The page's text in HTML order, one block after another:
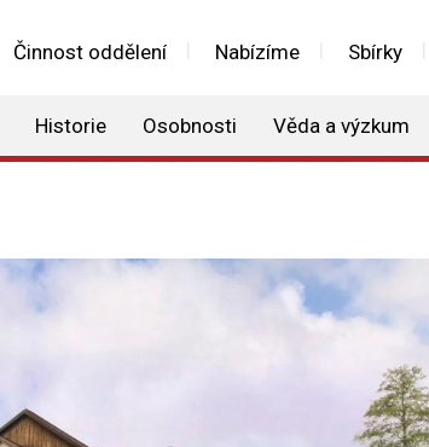
Činnost oddělení Nabízíme Sbírky
Historie Osobnosti Věda a výzkum